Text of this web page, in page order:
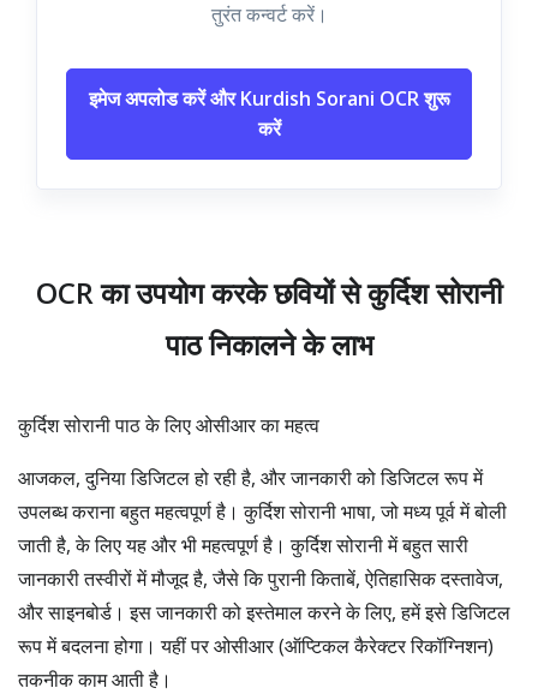
तुरंत कन्वर्ट करें।
इमेज अपलोड करें और Kurdish Sorani OCR शुरू
करें
OCR का उपयोग करके छवियों से कुर्दिश सोरानी
पाठ निकालने के लाभ
कुर्दिश सोरानी पाठ के लिए ओसीआर का महत्व
आजकल, दुनिया डिजिटल हो रही है, और जानकारी को डिजिटल रूप में
उपलब्ध कराना बहुत महत्वपूर्ण है। कुर्दिश सोरानी भाषा, जो मध्य पूर्व में बोली
जाती है, के लिए यह और भी महत्वपूर्ण है। कुर्दिश सोरानी में बहुत सारी
जानकारी तस्वीरों में मौजूद है, जैसे कि पुरानी किताबें, ऐतिहासिक दस्तावेज,
और साइनबोर्ड। इस जानकारी को इस्तेमाल करने के लिए, हमें इसे डिजिटल
रूप में बदलना होगा। यहीं पर ओसीआर (ऑप्टिकल कैरेक्टर रिकॉग्निशन)
तकनीक काम आती है।